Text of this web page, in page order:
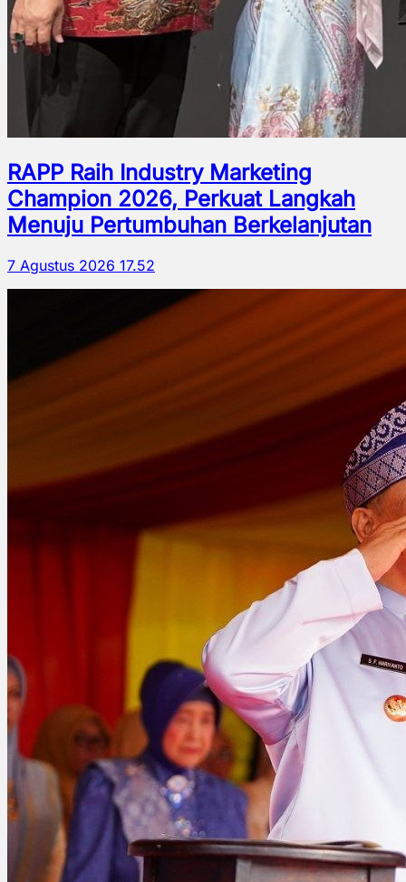
RAPP Raih Industry Marketing
Champion 2026, Perkuat Langkah
Menuju Pertumbuhan Berkelanjutan
7 Agustus 2026 17.52